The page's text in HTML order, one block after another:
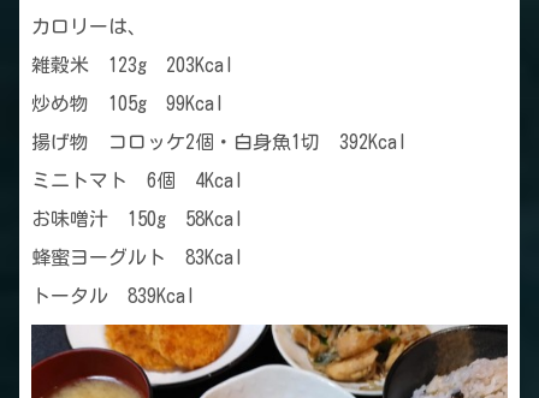
カロリーは、
雑穀米 123g 203Kcal
炒め物 105g 99Kcal
揚げ物 コロッケ2個・白身魚1切 392Kcal
ミニトマト 6個 4Kcal
お味噌汁 150g 58Kcal
蜂蜜ヨーグルト 83Kcal
トータル 839Kcal